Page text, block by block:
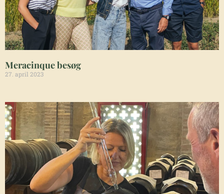
Meracinque besøg
27. april 2023